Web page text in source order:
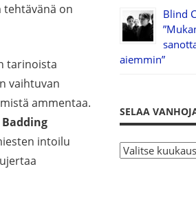
tehtävänä on
tarinoista
vaihtuvan
ammentaa.
Badding
intoilu
Blind
aiemmin”
SELAA
S